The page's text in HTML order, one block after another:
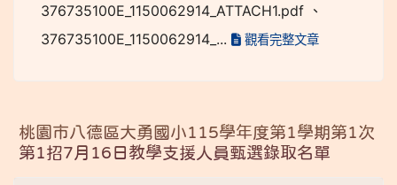
376735100E_1150062914_ATTACH1.pdf 、
376735100E_1150062914_...
觀看完整文章
桃園市八德區大勇國小115學年度第1學期第1次
第1招7月16日教學支援人員甄選錄取名單